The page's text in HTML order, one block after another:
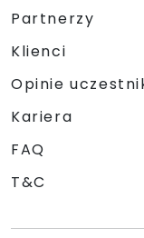
Partnerzy
Klienci
Opinie
Kariera
FAQ
T&C